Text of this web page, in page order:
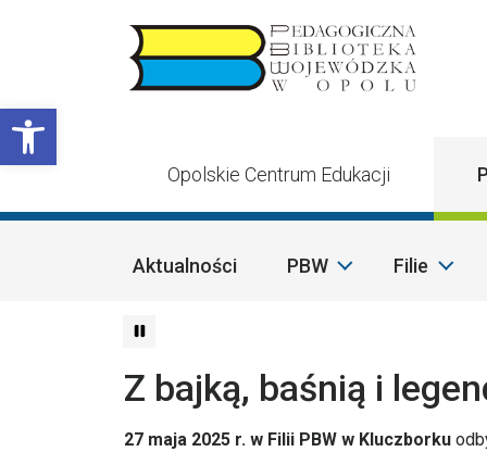
Otwórz pasek narzędzi
Opolskie Centrum Edukacji
Aktualności PBW Filie
Z bajką, baśnią i
27 maja 2025 r. w Filii PBW w Kluczborku